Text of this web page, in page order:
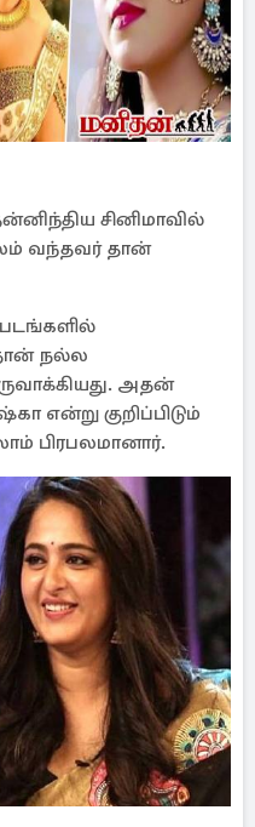
சினிமாவில்
வந்தவர் தான்
படங்களில்
தான் நல்ல
அதன்
என்று குறிப்பிடும்
பிரபலமானார்.